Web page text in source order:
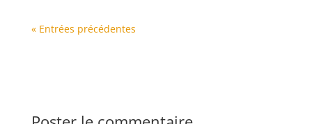
« Entrées précédentes